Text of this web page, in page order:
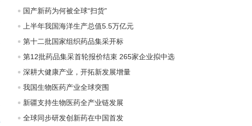
国产新药为何被全球“扫货”
上半年我国海洋生产总值5.5万亿元
第十二批国家组织药品集采开标
第12批药品集采首轮报价结束 265家企业拟中选
深耕大健康产业，开拓新发展增量
我国生物医药产业全球突围
新疆支持生物医药全产业链发展
全球同步研发创新药在中国首发